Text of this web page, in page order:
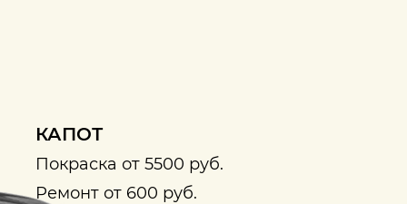
КАПОТ
Покраска от 5500 руб.
Ремонт от 600 руб.